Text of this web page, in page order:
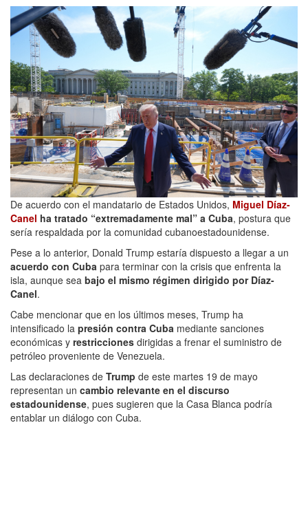
De acuerdo con el mandatario de Estados Unidos, Miguel Díaz-
Canel ha tratado “extremadamente mal” a Cuba, postura que
sería respaldada por la comunidad cubanoestadounidense.
Pese a lo anterior, Donald Trump estaría dispuesto a llegar a un
acuerdo con Cuba para terminar con la crisis que enfrenta la
isla, aunque sea bajo el mismo régimen dirigido por Díaz-
Canel.
Cabe mencionar que en los últimos meses, Trump ha
intensificado la presión contra Cuba mediante sanciones
económicas y restricciones dirigidas a frenar el suministro de
petróleo proveniente de Venezuela.
Las declaraciones de Trump de este martes 19 de mayo
representan un cambio relevante en el discurso
estadounidense, pues sugieren que la Casa Blanca podría
entablar un diálogo con Cuba.